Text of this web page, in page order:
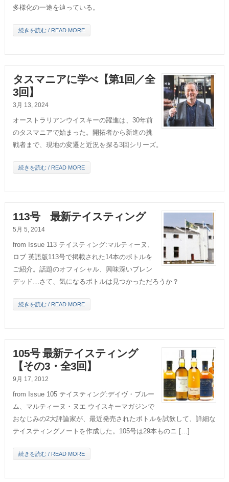
多様化の一途を辿っている。
続きを読む / READ MORE
タスマニアに学べ【第1回／全
3回】
3月 13, 2024
オーストラリアンウイスキーの躍進は、30年前
のタスマニアで始まった。開拓者から新進の挑
戦者まで、現地の変遷と近況を探る3回シリーズ。
続きを読む / READ MORE
113号 最新テイスティング
5月 5, 2014
from Issue 113 テイスティング:マルティーヌ、
ロブ 英語版113号で掲載された14本のボトルを
ご紹介。話題のオフィシャル、興味深いブレン
デッド…さて、気になるボトルは見つかっただろうか？
続きを読む / READ MORE
105号 最新テイスティング
【その3・全3回】
9月 17, 2012
from Issue 105 テイスティング:デイヴ・ブルー
ム、マルティーヌ・ヌエ ウイスキーマガジンで
おなじみの2大評論家が、最近発売されたボトルを試飲して、詳細な
テイスティングノートを作成した。105号は29本ものニ […]
続きを読む / READ MORE